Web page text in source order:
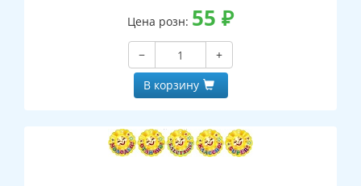
Цена розн: 55 ₽
−
+
В корзину